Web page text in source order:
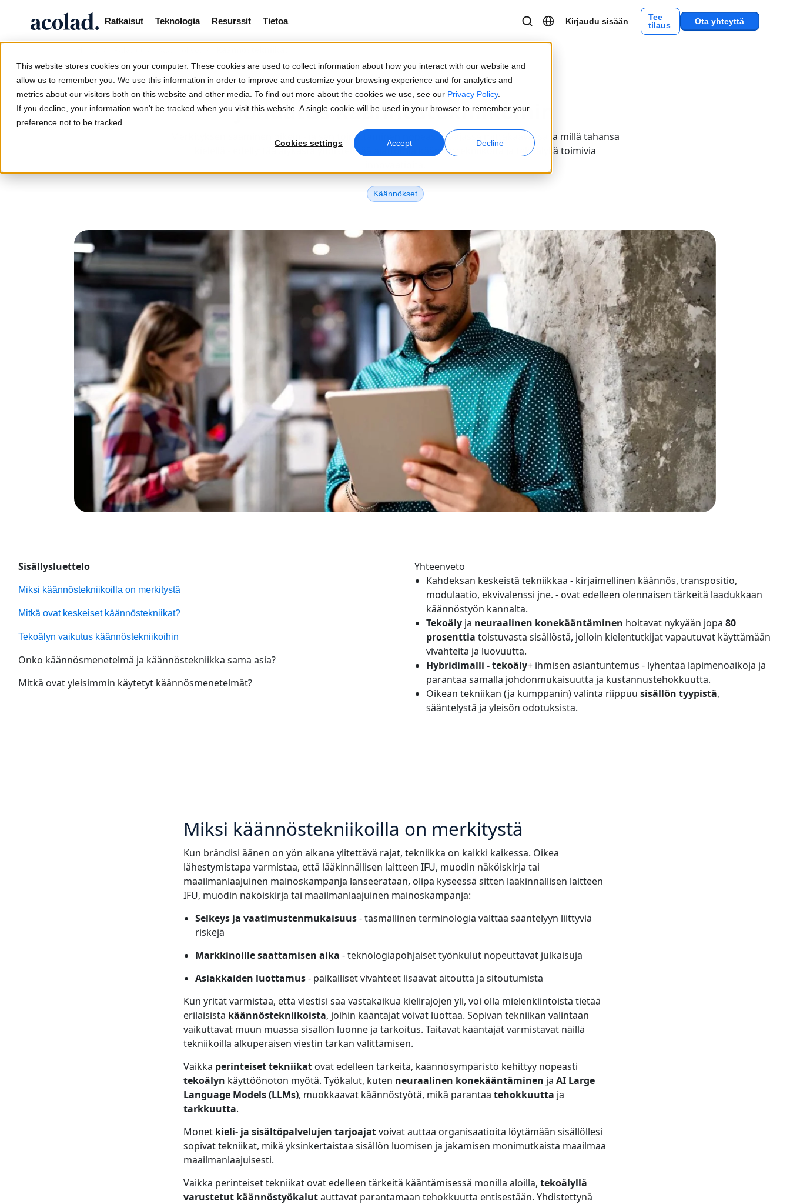
This website stores cookies on your computer. These cookies are used to collect information about how you interact with our website and
allow us to remember you. We use this information in order to improve and customize your browsing experience and for analytics and
metrics about our visitors both on this website and other media. To find out more about the cookies we use, see our Privacy Policy.
If you decline, your information won’t be tracked when you visit this website. A single cookie will be used in your browser to remember your
preference not to be tracked.
Cookies settings Accept Decline
Ratkaisut Teknologia Resurssit Tietoa Kirjaudu sisään
Tee
tilaus
Ota yhteyttä
Päivitetty 2025-07-22
Johdatus käännöstekniikoihin
Merkityksen saaminen oikein - ja sen toimittaminen nopeasti, laajassa mittakaavassa ja millä tahansa
kielellä - edellyttää älykästä yhdistelmää ajattomia käännöstekniikoita ja tekoälyllä toimivia
Käännökset
Sisällysluettelo
Miksi käännöstekniikoilla on merkitystä
Mitkä ovat keskeiset käännöstekniikat?
Tekoälyn vaikutus käännöstekniikoihin
Onko käännösmenetelmä ja käännöstekniikka sama asia?
Mitkä ovat yleisimmin käytetyt käännösmenetelmät?
Yhteenveto
Kahdeksan keskeistä tekniikkaa - kirjaimellinen käännös, transpositio,
modulaatio, ekvivalenssi jne. - ovat edelleen olennaisen tärkeitä laadukkaan
käännöstyön kannalta.
Tekoälyja neuraalinen konekääntäminen hoitavat nykyään jopa 80
prosenttia toistuvasta sisällöstä, jolloin kielentutkijat vapautuvat käyttämään
vivahteita ja luovuutta.
Hybridimalli - tekoäly+ ihmisen asiantuntemus - lyhentää läpimenoaikoja ja
parantaa samalla johdonmukaisuutta ja kustannustehokkuutta.
Oikean tekniikan (ja kumppanin) valinta riippuu sisällön tyypistä,
sääntelystä ja yleisön odotuksista.
Miksi käännöstekniikoilla on merkitystä
Kun brändisi äänen on yön aikana ylitettävä rajat, tekniikka on kaikki kaikessa. Oikea
lähestymistapa varmistaa, että lääkinnällisen laitteen IFU, muodin näköiskirja tai
maailmanlaajuinen mainoskampanja lanseerataan, olipa kyseessä sitten lääkinnällisen laitteen
IFU, muodin näköiskirja tai maailmanlaajuinen mainoskampanja:
Selkeys ja vaatimustenmukaisuus- täsmällinen terminologia välttää sääntelyyn liittyviä
riskejä
Markkinoille saattamisen aika - teknologiapohjaiset työnkulut nopeuttavat julkaisuja
Asiakkaiden luottamus- paikalliset vivahteet lisäävät aitoutta ja sitoutumista
Kun yrität varmistaa, että viestisi saa vastakaikua kielirajojen yli, voi olla mielenkiintoista tietää
erilaisista käännöstekniikoista, joihin kääntäjät voivat luottaa. Sopivan tekniikan valintaan
vaikuttavat muun muassa sisällön luonne ja tarkoitus. Taitavat kääntäjät varmistavat näillä
tekniikoilla alkuperäisen viestin tarkan välittämisen.
Vaikka perinteiset tekniikat ovat edelleen tärkeitä, käännösympäristö kehittyy nopeasti
tekoälyn käyttöönoton myötä. Työkalut, kuten neuraalinen konekääntäminen ja AI Large
Language Models (LLMs), muokkaavat käännöstyötä, mikä parantaa tehokkuutta ja
tarkkuutta.
Monet kieli- ja sisältöpalvelujen tarjoajatvoivat auttaa organisaatioita löytämään sisällöllesi
sopivat tekniikat, mikä yksinkertaistaa sisällön luomisen ja jakamisen monimutkaista maailmaa
maailmanlaajuisesti.
Vaikka perinteiset tekniikat ovat edelleen tärkeitä kääntämisessä monilla aloilla, tekoälyllä
varustetut käännöstyökalutauttavat parantamaan tehokkuutta entisestään. Yhdistettynä